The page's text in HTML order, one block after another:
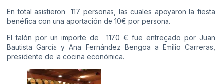
En total asistieron 117 personas, las cuales apoyaron la fiesta
benéfica con una aportación de 10€ por persona.
El talón por un importe de 1170 € fue entregado por Juan
Bautista García y Ana Fernández Bengoa a Emilio Carreras,
presidente de la cocina económica.